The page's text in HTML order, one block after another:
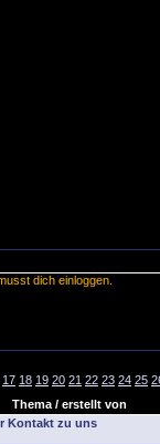
dich einloggen.
17 18 19 20 21 22 23 24 25
Thema / erstellt von
Kontakt zu uns